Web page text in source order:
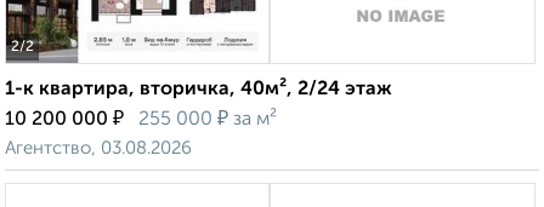
2/2
1-к квартира, вторичка, 40м², 2/24 этаж
10 200 000 ₽ 255 000 ₽ за м²
Агентство, 03.08.2026